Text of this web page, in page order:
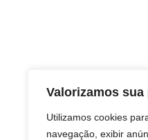
Valorizamos
Utilizamos cookies
navegação, exibir